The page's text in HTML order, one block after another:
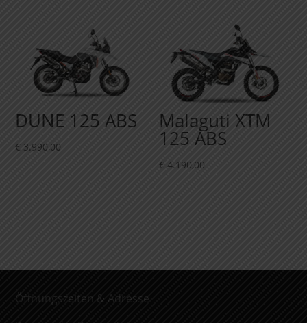
DUNE 125 ABS
€ 3.990,00
Malaguti XTM
125 ABS
€ 4.190,00
Öffnungszeiten & Adresse